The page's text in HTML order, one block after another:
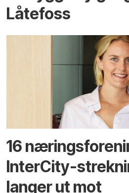
Låtefoss
16
InterCity-
langer ut mot